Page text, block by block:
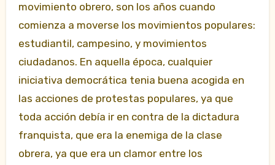
movimiento obrero, son los años cuando
comienza a moverse los movimientos populares:
estudiantil, campesino, y movimientos
ciudadanos. En aquella época, cualquier
iniciativa democrática tenia buena acogida en
las acciones de protestas populares, ya que
toda acción debía ir en contra de la dictadura
franquista, que era la enemiga de la clase
obrera, ya que era un clamor entre los